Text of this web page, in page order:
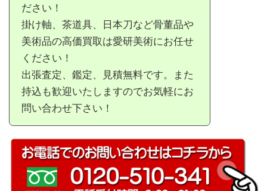
ださい！
掛け軸、茶道具、日本刀など骨董品や
美術品の高価買取は愛研美術にお任せ
ください！
出張査定、鑑定、見積無料です。また
持込も歓迎いたしますのでお気軽にお
問い合わせ下さい！